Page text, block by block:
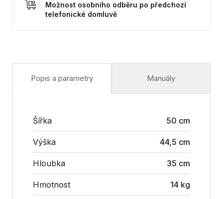
Možnost osobního odběru po předchozí
telefonické domluvě
Popis a parametry Manuály
Šířka 50 cm
Výška 44,5 cm
Hloubka 35 cm
Hmotnost 14 kg